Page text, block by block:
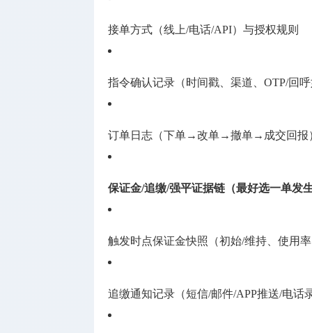
接单方式（线上/电话/API）与授权规则
指令确认记录（时间戳、渠道、OTP/回
订单日志（下单→改单→撤单→成交回报
保证金/追缴/强平证据链（最好选一单发
触发时点保证金快照（初始/维持、使用
追缴通知记录（短信/邮件/APP推送/电话